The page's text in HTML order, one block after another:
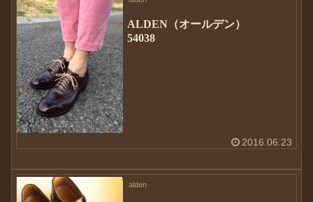
ALDEN（オールデン）
54038
2016.06.23
alden